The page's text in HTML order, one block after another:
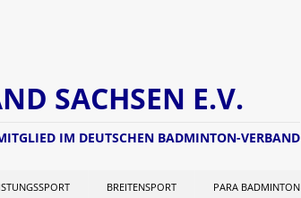
SACHSEN E.V.
IM DEUTSCHEN BADMINTON-VERBAND
BREITENSPORT PARA BADMINTON